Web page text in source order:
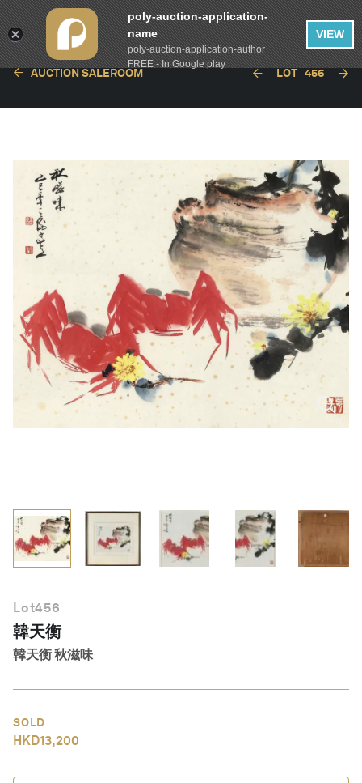
AUCTION SALEROOM LOT 456
Lot456
韓天衡
韓天衡 秋滋味
SOLD
HKD13,200
poly-auction-application-
name
poly-auction-application-author
FREE - In Google play
VIEW